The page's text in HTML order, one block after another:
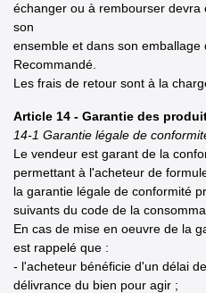
échanger ou à rembourser
son
ensemble et dans son emballage
Recommandé.
Les frais de retour sont à la
Article 14 - Garantie des
14-1 Garantie légale de
Le vendeur est garant de la
permettant à l'acheteur de
la garantie légale de conformité
suivants du code de la
En cas de mise en oeuvre de la
est rappelé que :
- l'acheteur bénéficie d'un délai
délivrance du bien pour agir ;